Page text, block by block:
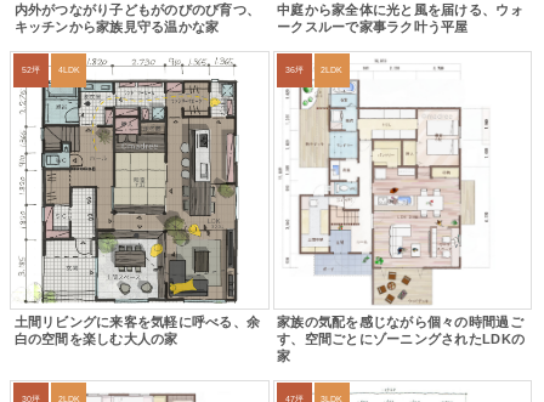
内外がつながり子どもがのびのび育つ、
キッチンから家族見守る温かな家
中庭から家全体に光と風を届ける、ウォ
ークスルーで家事ラク叶う平屋
52坪 4LDK
土間リビングに来客を気軽に呼べる、余
白の空間を楽しむ大人の家
36坪 2LDK
家族の気配を感じながら個々の時間過ご
す、空間ごとにゾーニングされたLDKの
家
30坪 2LDK 47坪 3LDK